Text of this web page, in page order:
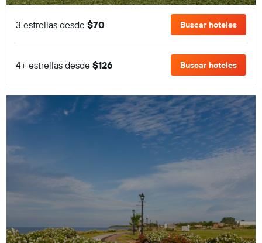
3 estrellas desde $70 Buscar hoteles
4+ estrellas desde $126 Buscar hoteles